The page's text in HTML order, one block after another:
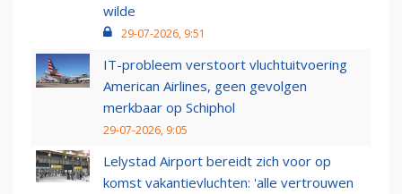
wilde
29-07-2026, 9:51
IT-probleem verstoort vluchtuitvoering
American Airlines, geen gevolgen
merkbaar op Schiphol
29-07-2026, 9:05
Lelystad Airport bereidt zich voor op
komst vakantievluchten: 'alle vertrouwen